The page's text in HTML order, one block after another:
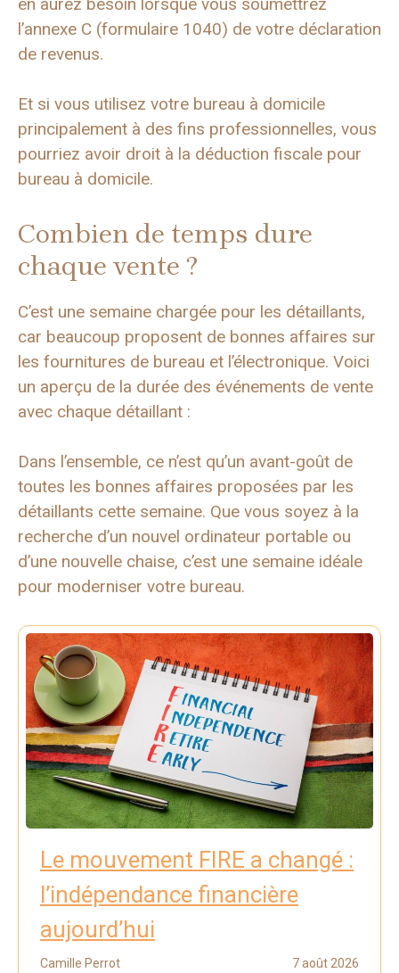
l’annexe C (formulaire 1040) de votre déclaration
de revenus.
Et si vous utilisez votre bureau à domicile
principalement à des fins professionnelles, vous
pourriez avoir droit à la déduction fiscale pour
bureau à domicile.
Combien de temps dure
chaque vente ?
C’est une semaine chargée pour les détaillants,
car beaucoup proposent de bonnes affaires sur
les fournitures de bureau et l’électronique. Voici
un aperçu de la durée des événements de vente
avec chaque détaillant :
Dans l’ensemble, ce n’est qu’un avant-goût de
toutes les bonnes affaires proposées par les
détaillants cette semaine. Que vous soyez à la
recherche d’un nouvel ordinateur portable ou
d’une nouvelle chaise, c’est une semaine idéale
pour moderniser votre bureau.
Le mouvement FIRE a changé :
l’indépendance financière
aujourd’hui
Camille Perrot 7 août 2026